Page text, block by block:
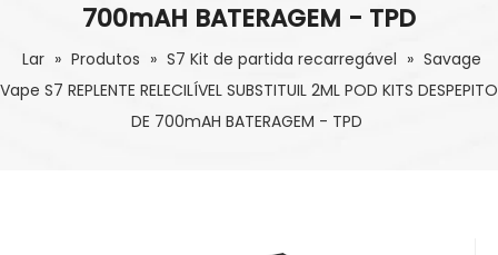
700mAH BATERAGEM - TPD
Lar » Produtos » S7 Kit de partida recarregável » Savage
Vape S7 REPLENTE RELECILÍVEL SUBSTITUIL 2ML POD KITS DESPEPITO
DE 700mAH BATERAGEM - TPD